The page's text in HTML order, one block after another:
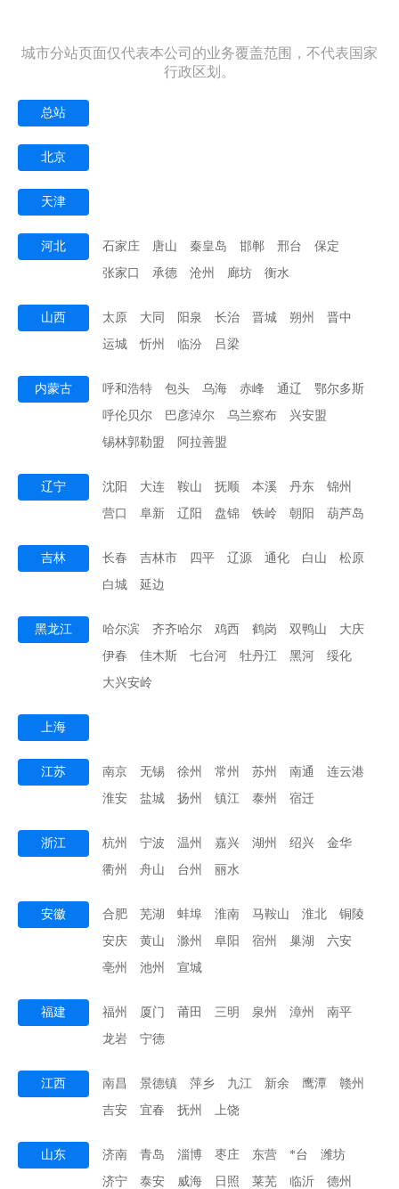
城市分站页面仅代表本公司的业务覆盖范围，不代表国家
行政区划。
总站
北京
天津
河北 石家庄 唐山 秦皇岛 邯郸 邢台
保定
张家口
承德 沧州 廊坊 衡水
山西 太原 大同 阳泉 长治 晋城 朔州
晋中
运城
忻州 临汾 吕梁
内蒙古 呼和浩特 包头 乌海 赤峰 通辽
鄂尔多斯
呼伦贝尔
巴彦淖尔 乌兰察布
兴安盟
锡林郭勒盟
阿拉善盟
辽宁 沈阳 大连 鞍山 抚顺 本溪 丹东
锦州
营口
阜新 辽阳 盘锦 铁岭 朝阳 葫芦岛
吉林 长春 吉林市 四平 辽源 通化 白山
松原
白城
延边
黑龙江 哈尔滨 齐齐哈尔 鸡西 鹤岗 双鸭山
大庆
伊春
佳木斯 七台河 牡丹江 黑河
绥化
大兴安岭
上海
江苏 南京 无锡 徐州 常州 苏州 南通
连云港
淮安
盐城 扬州 镇江 泰州 宿迁
浙江 杭州 宁波 温州 嘉兴 湖州 绍兴
金华
衢州
舟山 台州 丽水
安徽 合肥 芜湖 蚌埠 淮南 马鞍山 淮北
铜陵
安庆
黄山 滁州 阜阳 宿州 巢湖
六安
亳州
池州 宣城
福建 福州 厦门 莆田 三明 泉州 漳州
南平
龙岩
宁德
江西 南昌 景德镇 萍乡 九江 新余 鹰潭
赣州
吉安
宜春 抚州 上饶
山东 济南 青岛 淄博 枣庄 东营 *台
潍坊
济宁
泰安 威海 日照 莱芜 临沂
德州